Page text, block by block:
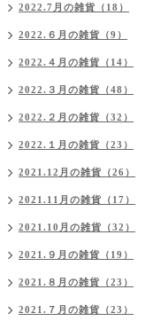
2022.7月の雑貨（18）
2022.６月の雑貨（9）
2022.４月の雑貨（14）
2022.３月の雑貨（48）
2022.２月の雑貨（32）
2022.１月の雑貨（23）
2021.12月の雑貨（26）
2021.11月の雑貨（17）
2021.10月の雑貨（32）
2021.９月の雑貨（19）
2021.８月の雑貨（23）
2021.７月の雑貨（23）